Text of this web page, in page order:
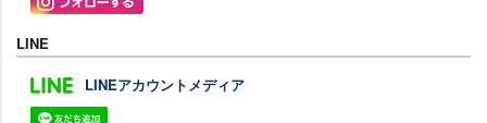
LINE
LINEアカウントメディア